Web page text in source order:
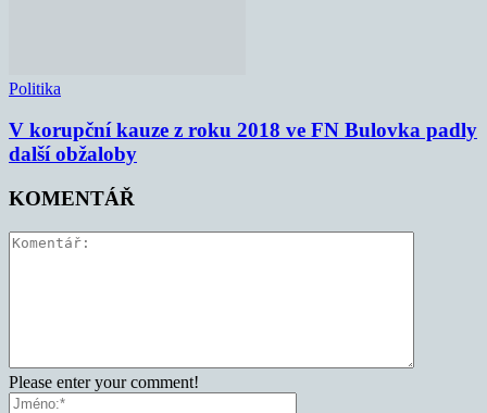
Politika
V korupční kauze z roku 2018 ve FN Bulovka padly
další obžaloby
KOMENTÁŘ
Please enter your comment!